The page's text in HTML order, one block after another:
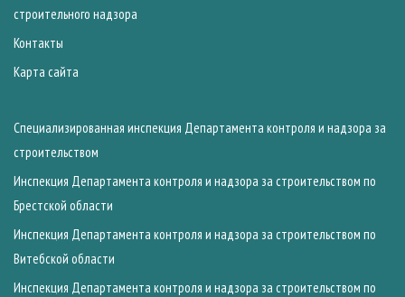
строительного надзора
Контакты
Карта сайта
Специализированная инспекция Департамента контроля и надзора за
строительством
Инспекция Департамента контроля и надзора за строительством по
Брестской области
Инспекция Департамента контроля и надзора за строительством по
Витебской области
Инспекция Департамента контроля и надзора за строительством по